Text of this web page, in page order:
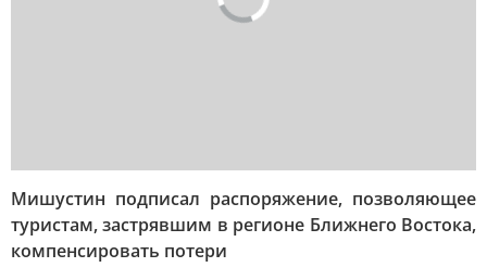
Мишустин подписал распоряжение, позволяющее
туристам, застрявшим в регионе Ближнего Востока,
компенсировать потери